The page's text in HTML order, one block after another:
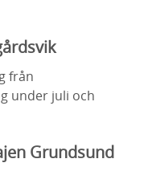
från
under juli och
Grundsund